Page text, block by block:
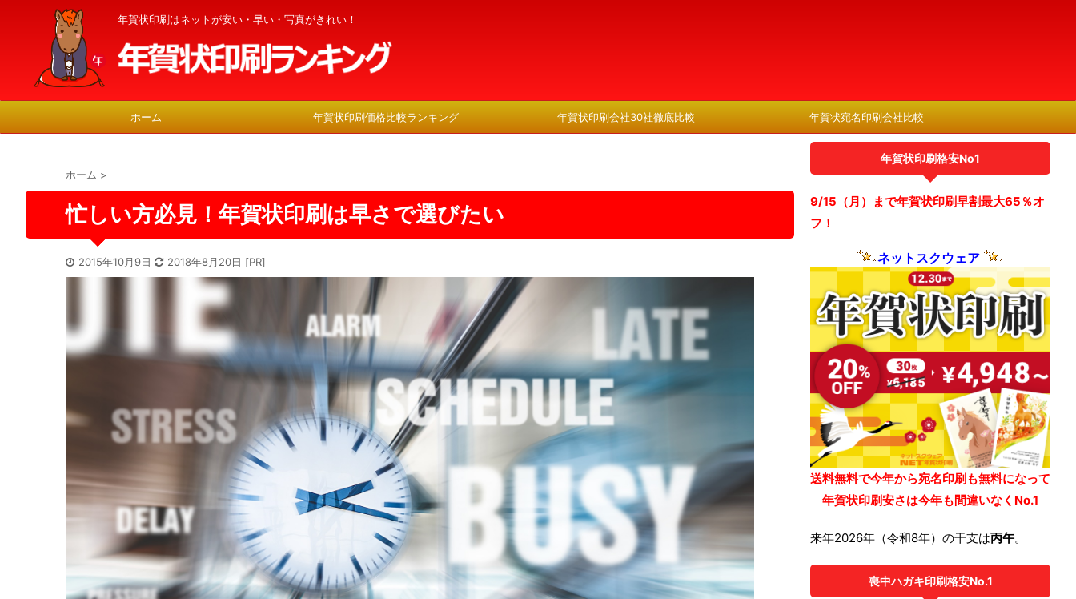
年賀状印刷はネットが安い・早い・写真がきれい！
ホーム 年賀状印刷価格比較ランキング 年賀状印刷会社30社徹底比較 年賀状宛名印刷会社比較
ホーム >
忙しい方必見！年賀状印刷は早さで選びたい
2015年10月9日 2018年8月20日
年賀状印刷格安No1
9/15（月）まで年賀状印刷早割最大65％オ
フ！
ネットスクウェア
送料無料で今年から宛名印刷も無料になって
年賀状印刷安さは今年も間違いなくNo.1
来年2026年（令和8年）の干支は丙午。
喪中ハガキ印刷格安No.1